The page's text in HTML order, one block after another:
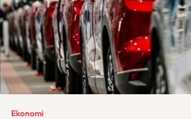
Ekonomi